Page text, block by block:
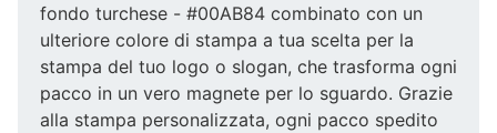
fondo turchese - #00AB84 combinato con un
ulteriore colore di stampa a tua scelta per la
stampa del tuo logo o slogan, che trasforma ogni
pacco in un vero magnete per lo sguardo. Grazie
alla stampa personalizzata, ogni pacco spedito